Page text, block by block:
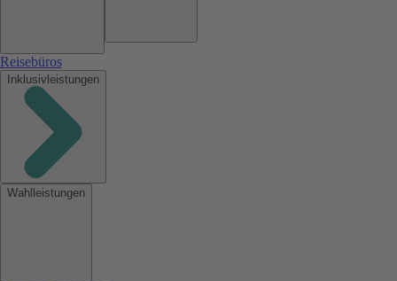
Reisebüros
Inklusivleistungen
Wahlleistungen